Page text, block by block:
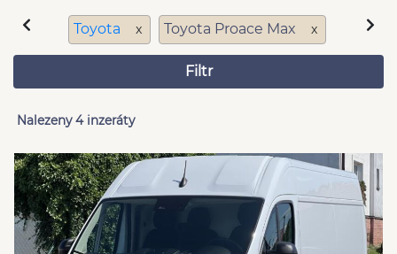
Toyota x Toyota Proace Max x
Filtr
Nalezeny 4 inzeráty